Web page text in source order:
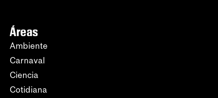
Áreas
Ambiente
Carnaval
Ciencia
Cotidiana